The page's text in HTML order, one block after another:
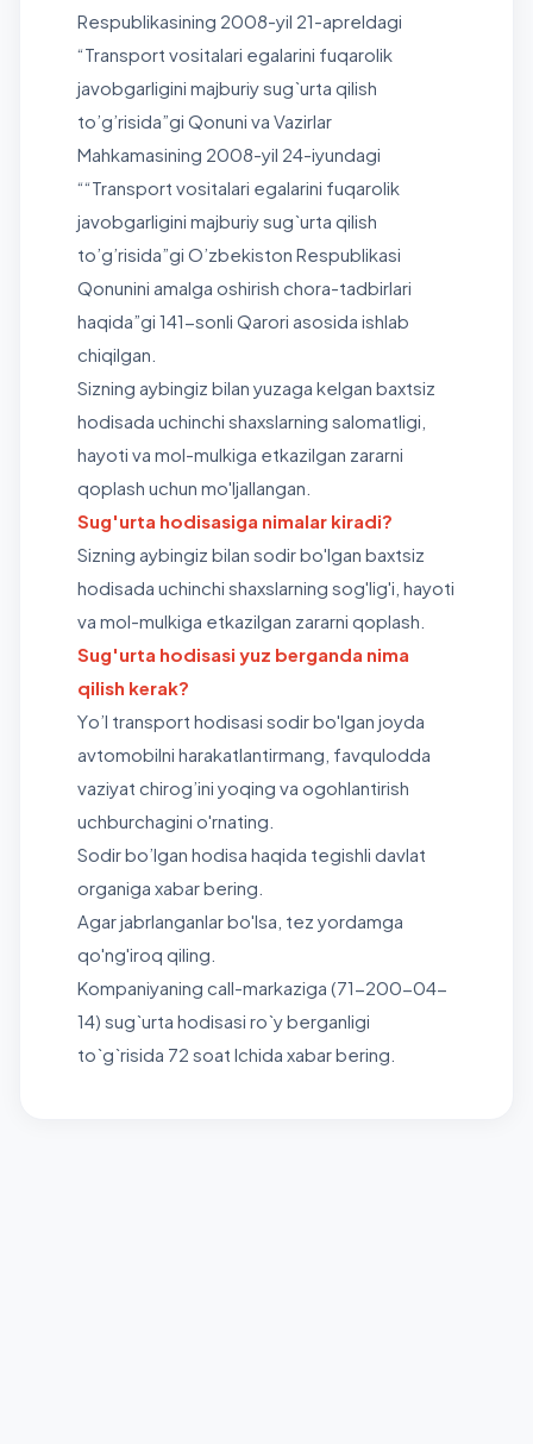
Respublikasining 2008-yil 21-apreldagi
“Transport vositalari egalarini fuqarolik
javobgarligini majburiy sug`urta qilish
to’g’risida”gi Qonuni va Vazirlar
Mahkamasining 2008-yil 24-iyundagi
““Transport vositalari egalarini fuqarolik
javobgarligini majburiy sug`urta qilish
to’g’risida”gi O’zbekiston Respublikasi
Qonunini amalga oshirish chora-tadbirlari
haqida”gi 141-sonli Qarori asosida ishlab
chiqilgan.
Sizning aybingiz bilan yuzaga kelgan baxtsiz
hodisada uchinchi shaxslarning salomatligi,
hayoti va mol-mulkiga etkazilgan zararni
qoplash uchun mo'ljallangan.
Sug'urta hodisasiga nimalar kiradi?
Sizning aybingiz bilan sodir bo'lgan baxtsiz
hodisada uchinchi shaxslarning sog'lig'i, hayoti
va mol-mulkiga etkazilgan zararni qoplash.
Sug'urta hodisasi yuz berganda nima
qilish kerak?
Yo’l transport hodisasi sodir bo'lgan joyda
avtomobilni harakatlantirmang , favqulodda
vaziyat chirog’ini yoqing va ogohlantirish
uchburchagini o'rnating.
Sodir bo’lgan hodisa haqida tegishli davlat
organiga xabar bering.
Agar jabrlanganlar bo'lsa, tez yordamga
qo'ng'iroq qiling.
Kompaniyaning call-markaziga (71-200-04-
14) sug`urta hodisasi ro`y berganligi
to`g`risida 72 soat Ichida xabar bering.